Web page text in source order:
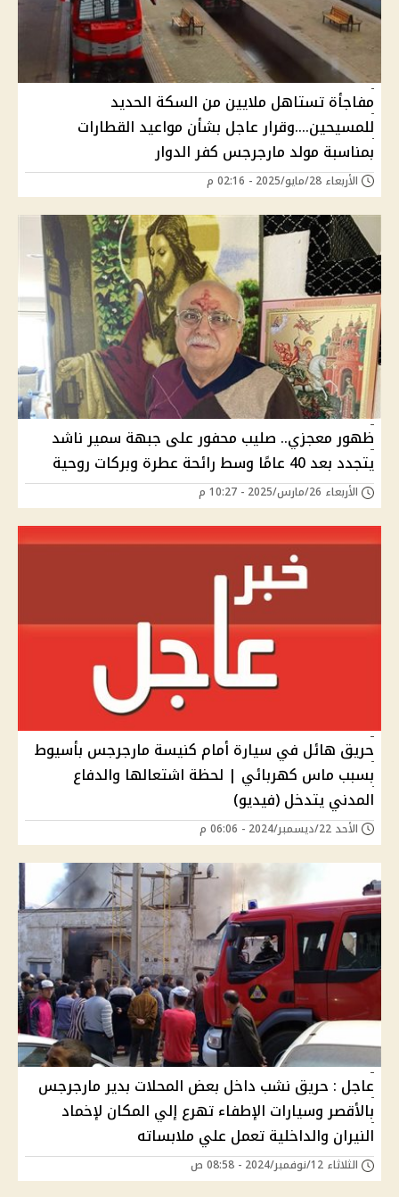
مفاجأة تستاهل ملايين من السكة الحديد
للمسيحين....وقرار عاجل بشأن مواعيد القطارات
بمناسبة مولد مارجرجس كفر الدوار
الأربعاء 28/مايو/2025 - 02:16 م
ظهور معجزي.. صليب محفور على جبهة سمير ناشد
يتجدد بعد 40 عامًا وسط رائحة عطرة وبركات روحية
الأربعاء 26/مارس/2025 - 10:27 م
حريق هائل في سيارة أمام كنيسة مارجرجس بأسيوط
بسبب ماس كهربائي | لحظة اشتعالها والدفاع
المدني يتدخل (فيديو)
الأحد 22/ديسمبر/2024 - 06:06 م
عاجل : حريق نشب داخل بعض المحلات بدير مارجرجس
بالأقصر وسيارات الإطفاء تهرع إلي المكان لإخماد
النيران والداخلية تعمل علي ملابساته
الثلاثاء 12/نوفمبر/2024 - 08:58 ص